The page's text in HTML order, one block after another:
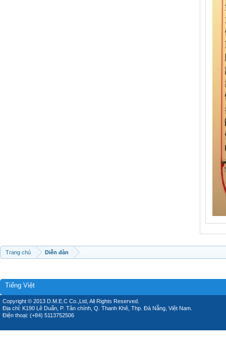
Trang chủ Diễn đàn
Tiếng Việt
Copyright © 2013 D.M.E.C Co.,Ltd, All Rights Reserved.
Địa chỉ: K190 Lê Duẩn, P. Tân chính, Q. Thanh Khê, Thp. Đà Nẵng, Việt Nam.
Điện thoại: (+84) 5113752506